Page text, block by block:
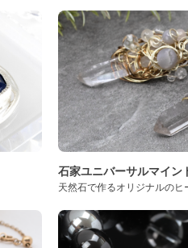
石家ユニバーサルマイン
天然石で作るオリジナルのヒ